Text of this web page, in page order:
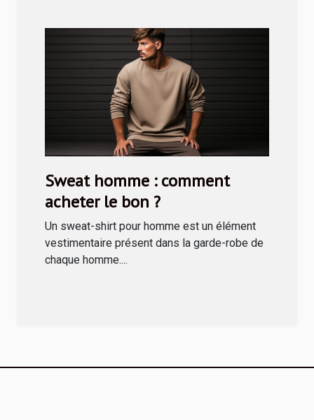
Sweat homme : comment
acheter le bon ?
Un sweat-shirt pour homme est un élément
vestimentaire présent dans la garde-robe de
chaque homme....